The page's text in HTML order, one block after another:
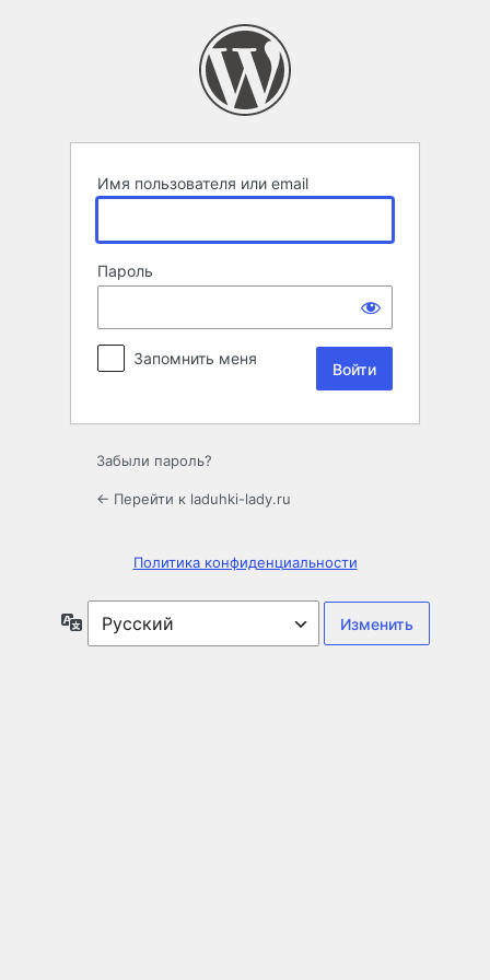
Имя пользователя или email
Пароль
Запомнить меня
Забыли пароль?
← Перейти к laduhki-lady.ru
Политика конфиденциальности
Язык